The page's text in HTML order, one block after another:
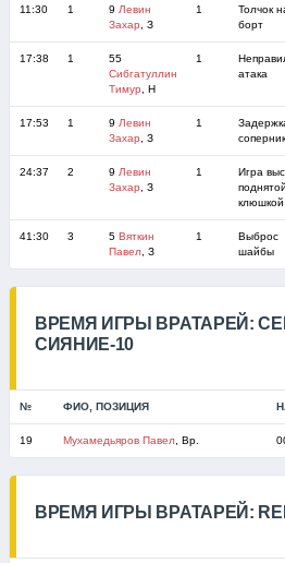
11:30 1 9 Левин
Захар , З
1
Толчок
борт
17:38 1
55
Сибгатуллин
Тимур , Н
1
атака
17:53 1 9 Левин
Захар , З
1
24:37 2 9 Левин
Захар , З
1
Игра
поднятой
клюшкой
41:30 3 5 Вяткин
Павел, З
1
Выброс
шайбы
ВРЕМЯ ИГРЫ ВРАТАРЕЙ:
СИЯНИЕ-10
№ ФИО, ПОЗИЦИЯ
19 Мухамедьяров Павел, Вр.
ВРЕМЯ ИГРЫ ВРАТАРЕЙ: